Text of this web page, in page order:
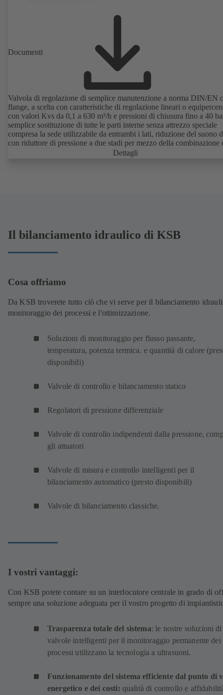
Documenti
Valvola di regolazione di semplice manutenzione a norma DIN/EN
flange, a scelta con caratteristiche di regolazione lineari o
con valori Kvs da 0,1 a 630 m³/h e pressioni di chiusura fino a 40
semplice sostituzione di tutte le parti interne senza attrezzo speciale
compresa la sede utilizzabile da entrambi i lati, riduzione del suono
con riduttore di pressione a due stadi per mezzo della combinazione
tappo parabolico e gabbia forata, con attuatore pneumatico.
Dettagli
Il bilanciamento idraulico di KSB
Cosa offriamo
Da KSB troverete tutto ciò che vi serve per il bilanciamento
monitoraggio dei processi e l'ottimizzazione.
Soluzioni di monitoraggio per flusso passante,
temperatura, potenza termica. e quantità di calore
disponibili)
Valvole di controllo e bilanciamento statico
Regolatori di pressione differenziale
Valvole di controllo indipendenti dalla pressione,
gli attuatori
Valvole di misura e controllo intelligenti per il
bilanciamento automatico (presto disponibili)
Valvole di bilanciamento classiche.
I vostri vantaggi:
Con KSB potete contare su un interlocutore centrale in grado di
sempre una soluzione adeguata per il vostro progetto di
Trasparenza totale del sistema: le nostre soluzioni di
valvole intelligenti per il monitoraggio permanente dei
processi utilizzano la tecnologia a ultrasuoni.
Funzionamento del sistema efficiente dal punto di
energetico e dei costi: qualità di controllo e